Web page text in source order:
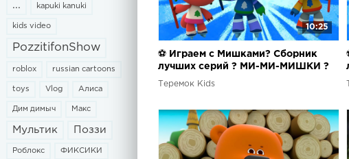
... kapuki kanuki
kids video
PozzitifonShow
roblox russian cartoons
toys Vlog Алиса
Дим димыч Макс
Мультик Поззи
Роблокс ФИКСИКИ
10:25
⚽ Играем с Мишками? Сборник
лучших серий ? МИ-МИ-МИШКИ ?
Теремок Kids